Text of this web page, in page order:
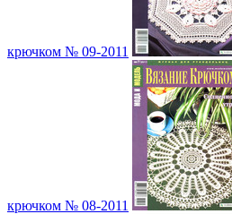
крючком № 09-2011
крючком № 08-2011